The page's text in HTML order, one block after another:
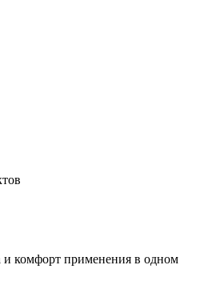
и комфорт применения в одном